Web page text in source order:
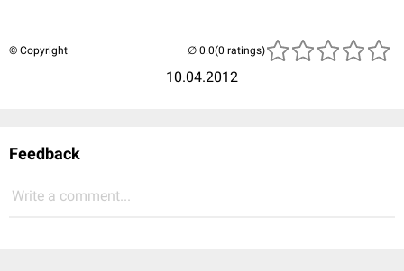
© Copyright
10.04.2012
(0 ratings)
Feedback
Write a comment...